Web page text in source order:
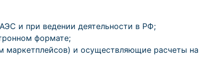
и при ведении деятельности в РФ;
формате;
маркетплейсов) и осуществляющие расчеты на